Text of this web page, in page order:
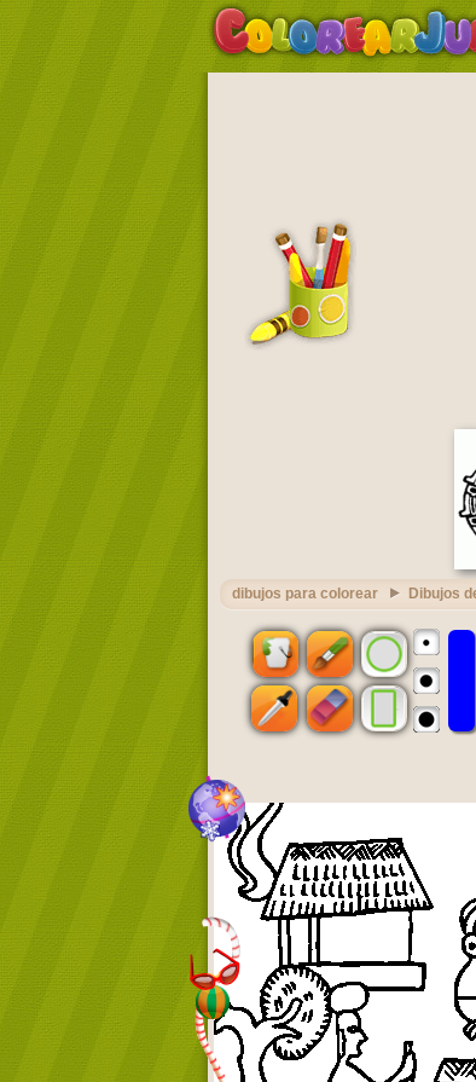
dibujos para colorear Dibujos